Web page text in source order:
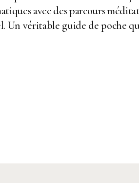
avec des parcours
Un véritable guide de poche